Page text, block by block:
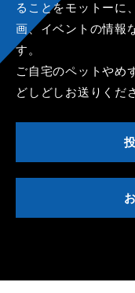
ることをモットーに
画、イベントの情報
す。
ご自宅のペットやめ
どしどしお送りくだ